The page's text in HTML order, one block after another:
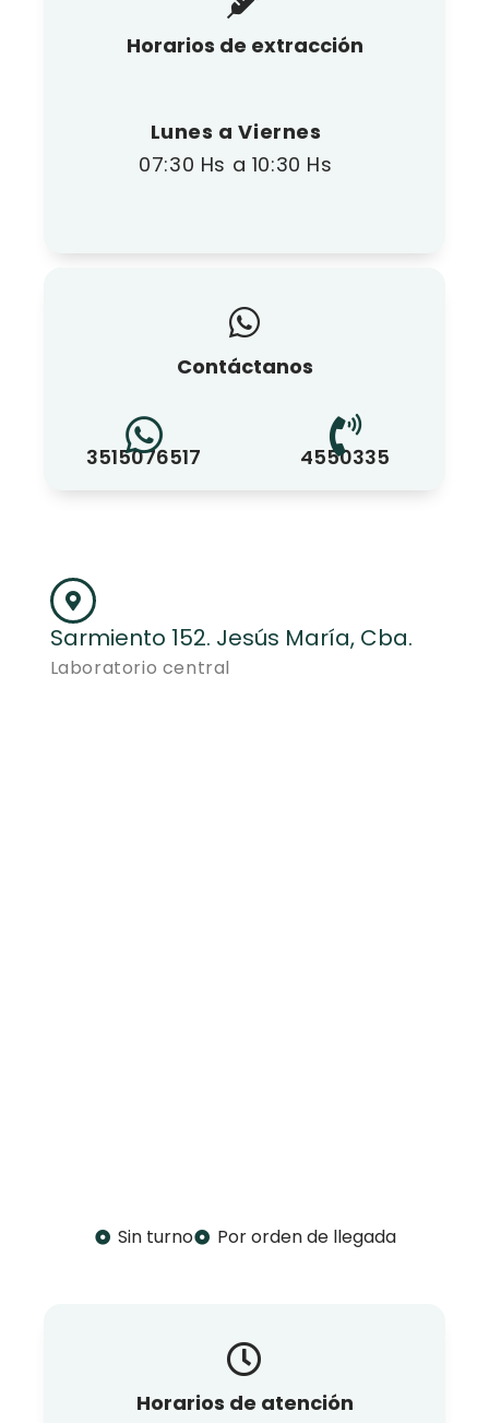
Horarios de extracción
Lunes a Viernes
07:30 Hs a 10:30 Hs
Contáctanos
3515076517 4550335
Sarmiento 152. Jesús María, Cba.
Laboratorio central
Sin turno Por orden de llegada
Horarios de atención